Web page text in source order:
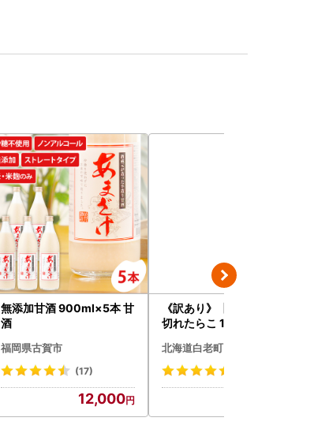
無添加甘酒 900ml×5本 甘
酒
福岡県古賀市
(17)
12,000
《訳あり》【虎杖浜加工】
切れたらこ 100ｇ×8個 80
北海道白老町